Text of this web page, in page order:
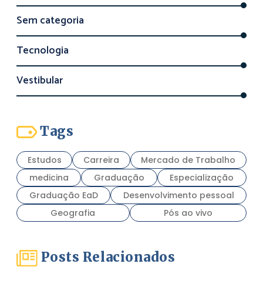
Sem categoria
Tecnologia
Vestibular
Tags
Estudos Carreira
Mercado de Trabalho
medicina
Graduação
Especialização
Graduação EaD
Desenvolvimento pessoal
Geografia
Pós ao vivo
Posts Relacionados